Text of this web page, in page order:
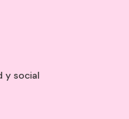
y social